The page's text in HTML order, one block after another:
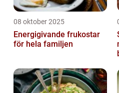
08 oktober 2025
Energigivande frukostar
för hela familjen